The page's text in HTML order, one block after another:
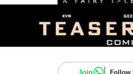
Join Follow